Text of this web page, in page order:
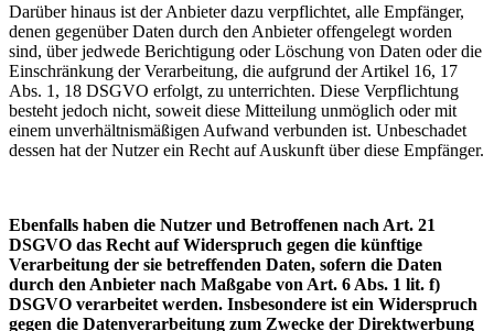
Darüber hinaus ist der Anbieter dazu verpflichtet, alle Empfänger,
denen gegenüber Daten durch den Anbieter offengelegt worden
sind, über jedwede Berichtigung oder Löschung von Daten oder die
Einschränkung der Verarbeitung, die aufgrund der Artikel 16, 17
Abs. 1, 18 DSGVO erfolgt, zu unterrichten. Diese Verpflichtung
besteht jedoch nicht, soweit diese Mitteilung unmöglich oder mit
einem unverhältnismäßigen Aufwand verbunden ist. Unbeschadet
dessen hat der Nutzer ein Recht auf Auskunft über diese Empfänger.
Ebenfalls haben die Nutzer und Betroffenen nach Art. 21
DSGVO das Recht auf Widerspruch gegen die künftige
Verarbeitung der sie betreffenden Daten, sofern die Daten
durch den Anbieter nach Maßgabe von Art. 6 Abs. 1 lit. f)
DSGVO verarbeitet werden. Insbesondere ist ein Widerspruch
gegen die Datenverarbeitung zum Zwecke der Direktwerbung